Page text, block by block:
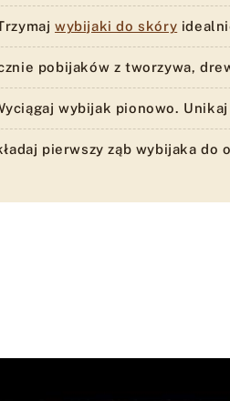
wybijaki do skóry
pobijaków z tworzywa,
wybijak pionowo.
pierwszy ząb wybijaka